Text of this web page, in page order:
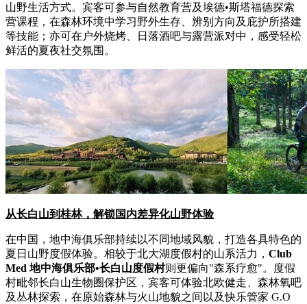
山野生活方式。宾客可参与自然教育营及埃德•斯塔福德探索
营课程，在森林环境中学习野外生存、辨别方向及庇护所搭建
等技能；亦可在户外烧烤、日落酒吧与露营派对中，感受轻松
鲜活的夏夜社交氛围。
从长白山到桂林，解锁国内差异化山野体验
在中国，地中海俱乐部持续以不同地域风貌，打造各具特色的
夏日山野度假体验。相较于北大湖度假村的山系活力， Club
Med 地中海俱乐部•长白山度假村则更偏向"森系疗愈"。度假
村毗邻长白山生物圈保护区，宾客可体验北欧健走、森林氧吧
及丛林探索，在原始森林与火山地貌之间以及快乐管家 G.O